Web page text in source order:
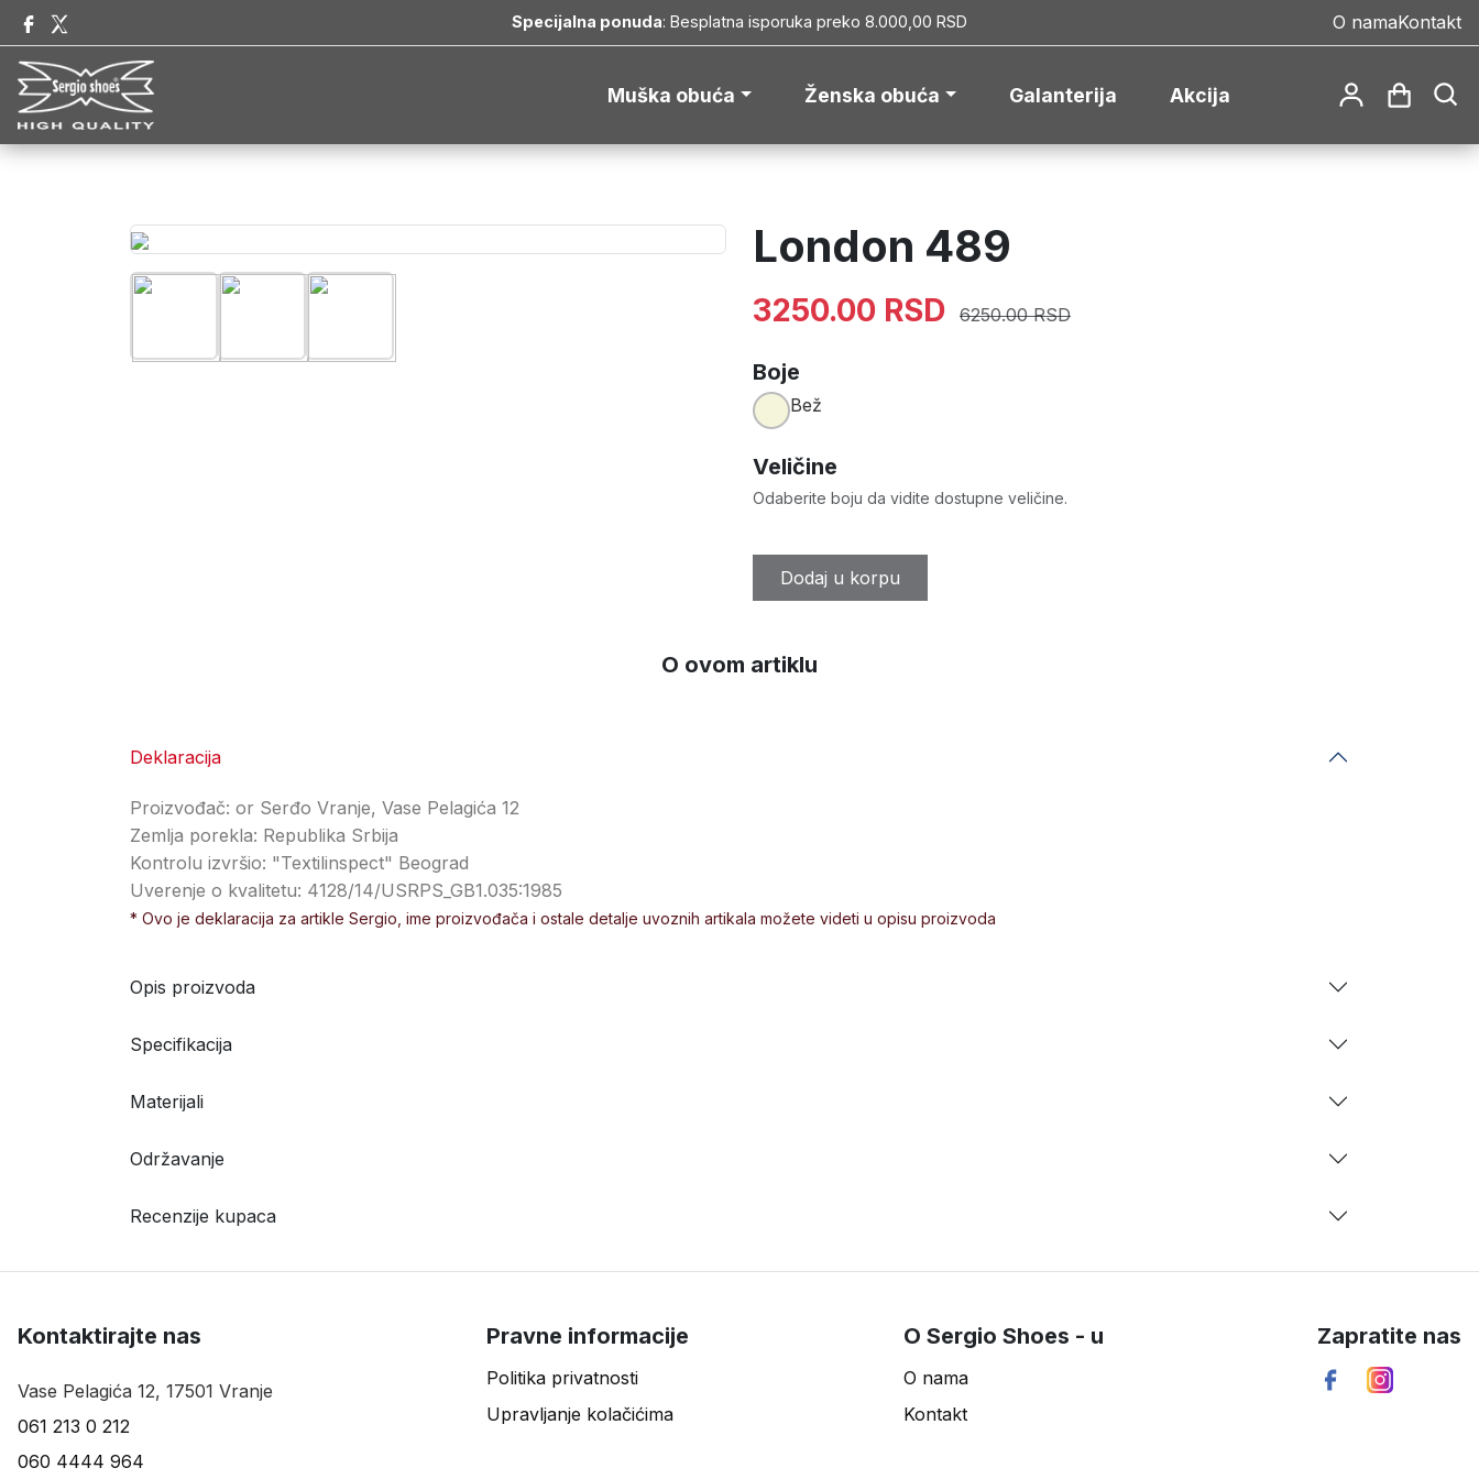
Specijalna ponuda: Besplatna isporuka preko 8.000,00 RSD O namaKontakt
Muška obuća Ženska obuća Galanterija Akcija
London 489
3250.00 RSD 6250.00 RSD
Boje
Bež
Veličine
Odaberite boju da vidite dostupne veličine.
Dodaj u korpu
O ovom artiklu
Deklaracija
Proizvođač: or Serđo Vranje, Vase Pelagića 12
Zemlja porekla: Republika Srbija
Kontrolu izvršio: "Textilinspect" Beograd
Uverenje o kvalitetu: 4128/14/USRPS_GB1.035:1985
* Ovo je deklaracija za artikle Sergio, ime proizvođača i ostale detalje uvoznih artikala možete videti u opisu proizvoda
Opis proizvoda
Specifikacija
Materijali
Održavanje
Recenzije kupaca
Kontaktirajte nas
Vase Pelagića 12, 17501 Vranje
061 213 0 212
060 4444 964
Pravne informacije
Politika privatnosti
Upravljanje kolačićima
O Sergio Shoes - u
O nama
Kontakt
Zapratite nas